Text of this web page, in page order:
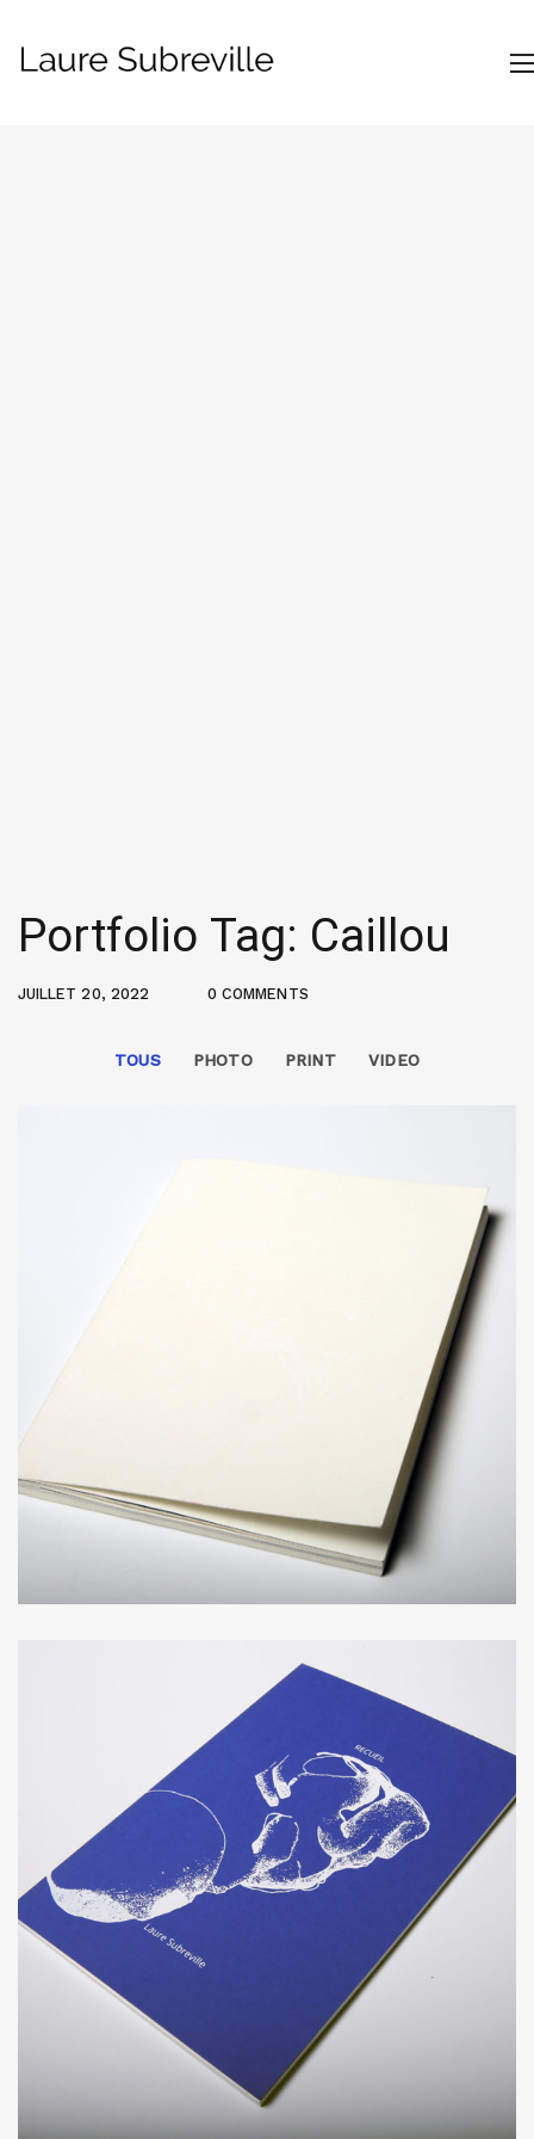
Portfolio Tag: Caillou
JUILLET 20, 2022 0 COMMENTS
TOUS PHOTO PRINT VIDEO